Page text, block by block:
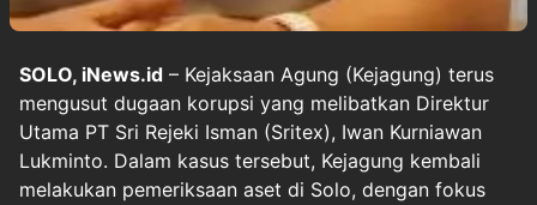
SOLO, iNews.id – Kejaksaan Agung (Kejagung) terus
mengusut dugaan korupsi yang melibatkan Direktur
Utama PT Sri Rejeki Isman (Sritex), Iwan Kurniawan
Lukminto. Dalam kasus tersebut, Kejagung kembali
melakukan pemeriksaan aset di Solo, dengan fokus